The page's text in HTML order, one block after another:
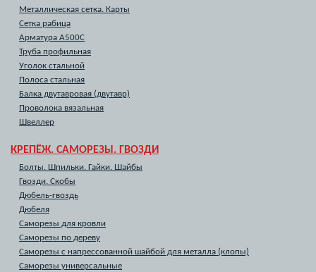
Металлическая сетка. Карты
Сетка рабица
Арматура А500С
Труба профильная
Уголок стальной
Полоса стальная
Балка двутавровая (двутавр)
Проволока вязальная
Швеллер
КРЕПЁЖ. САМОРЕЗЫ. ГВОЗДИ
Болты. Шпильки. Гайки. Шайбы
Гвозди. Скобы
Дюбель-гвоздь
Дюбеля
Саморезы для кровли
Саморезы по дереву
Саморезы с напрессованной шайбой для металла (клопы)
Саморезы универсальные